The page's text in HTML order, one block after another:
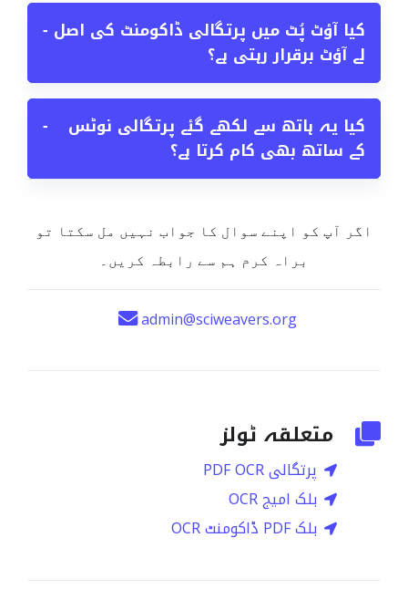
کیا آؤٹ پُٹ میں پرتگالی ڈاکومنٹ کی اصل
لے آؤٹ برقرار رہتی ہے؟
−
کیا یہ ہاتھ سے لکھے گئے پرتگالی نوٹس
کے ساتھ بھی کام کرتا ہے؟
−
اگر آپ کو اپنے سوال کا جواب نہیں مل سکتا تو
براہ کرم ہم سے رابطہ کریں۔
admin@sciweavers.org
متعلقہ ٹولز
پرتگالی PDF OCR
بلک امیج OCR
بلک PDF ڈاکومنٹ OCR